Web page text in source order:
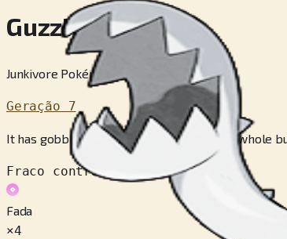
Guzzlord
Junkivore Pokémon
Geração 7
It has gobbled mountains and swallowed whole
Fraco contra
Fada
×4